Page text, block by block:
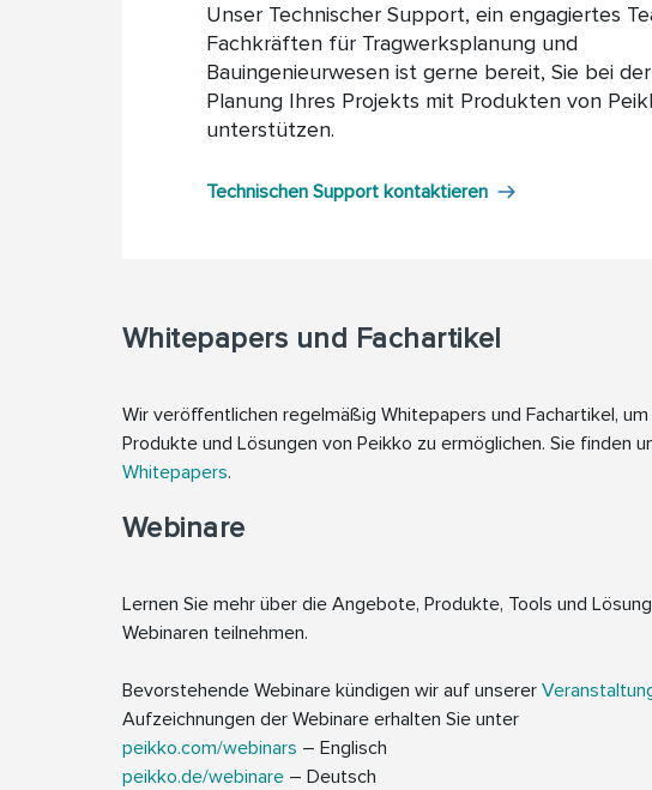
Unser Technischer Support, ein engagiertes
Fachkräften für Tragwerksplanung und
Bauingenieurwesen ist gerne bereit, Sie bei der
Planung Ihres Projekts mit Produkten von
unterstützen.
Technischen Support kontaktieren
Whitepapers und Fachartikel
Wir veröffentlichen regelmäßig Whitepapers und Fachartikel,
Produkte und Lösungen von Peikko zu ermöglichen. Sie finden
Whitepapers.
Webinare
Lernen Sie mehr über die Angebote, Produkte, Tools und
Webinaren teilnehmen.
Bevorstehende Webinare kündigen wir auf unserer
Aufzeichnungen der Webinare erhalten Sie unter
peikko.com/webinars – Englisch
peikko.de/webinare – Deutsch